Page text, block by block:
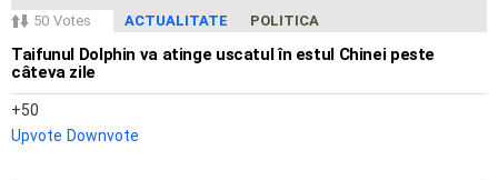
50 Votes ACTUALITATE POLITICA
Taifunul Dolphin va atinge uscatul în estul Chinei peste
câteva zile
50
Upvote Downvote